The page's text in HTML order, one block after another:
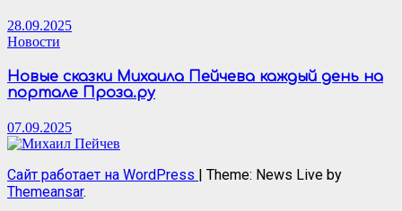
28.09.2025
Новости
Новые сказки Михаила Пейчева каждый день на
портале Проза.ру
07.09.2025
Сайт работает на WordPress | Theme: News Live by
Themeansar.